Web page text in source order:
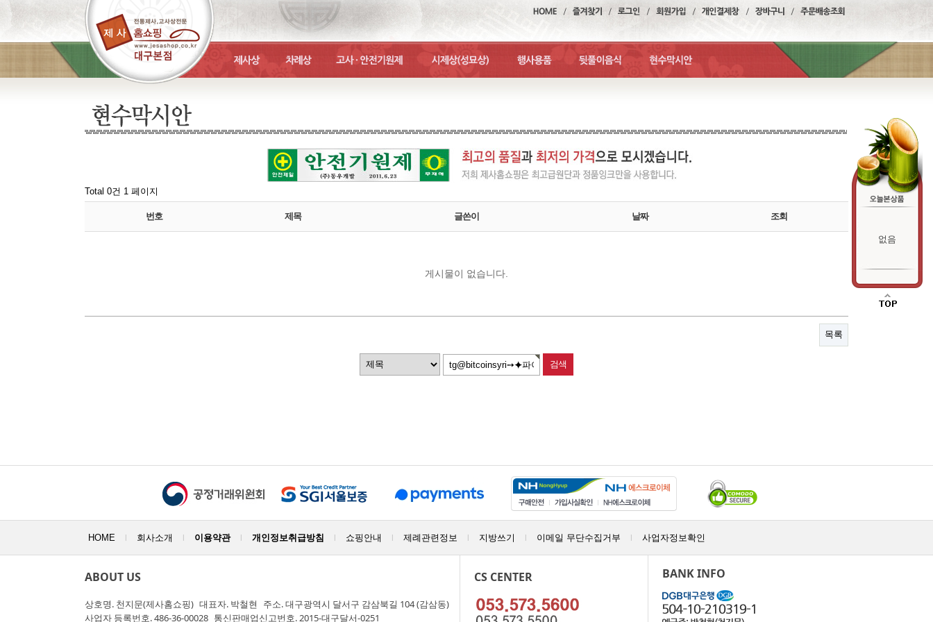
없음
Total 0건 1 페이지
번호 제목 글쓴이 날짜 조회
게시물이 없습니다.
목록
HOME | 회사소개 | 이용약관 | 개인정보취급방침 | 쇼핑안내 | 제례관련정보 | 지방쓰기 | 이메일 무단수집거부 | 사업자정보확인
ABOUT US
상호명. 천지문(제사홈쇼핑) 대표자. 박철현 주소.대구광역시 달서구 감삼북길 104 (감삼동)
사업자 등록번호.486-36-00028 통신판매업신고번호.2015-대구달서-0251
CS CENTER BANK INFO